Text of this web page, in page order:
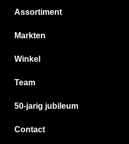
Assortiment
Markten
Winkel
Team
50-jarig jubileum
Contact